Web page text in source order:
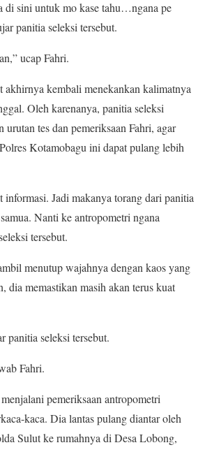
di sini untuk mo kase tahu…ngana pe
panitia seleksi tersebut.
ucap Fahri.
akhirnya kembali menekankan kalimatnya
Oleh karenanya, panitia seleksi
urutan tes dan pemeriksaan Fahri, agar
Kotamobagu ini dapat pulang lebih
informasi. Jadi makanya torang dari panitia
Nanti ke antropometri ngana
tersebut.
menutup wajahnya dengan kaos yang
dia memastikan masih akan terus kuat
panitia seleksi tersebut.
Fahri.
pemeriksaan antropometri
kaca. Dia lantas pulang diantar oleh
Sulut ke rumahnya di Desa Lobong,